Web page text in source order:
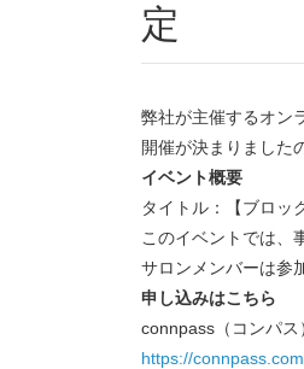
定
弊社が主催するオン
開催が決まりました
イベント概要
タイトル：【ブロッ
このイベントでは、
サロンメンバーは参
申し込みはこちら
connpass（コンパス
https://